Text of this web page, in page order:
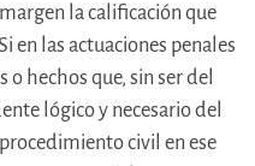
la calificación que
en las actuaciones penales
hechos que, sin ser del
lógico y necesario del
civil en ese